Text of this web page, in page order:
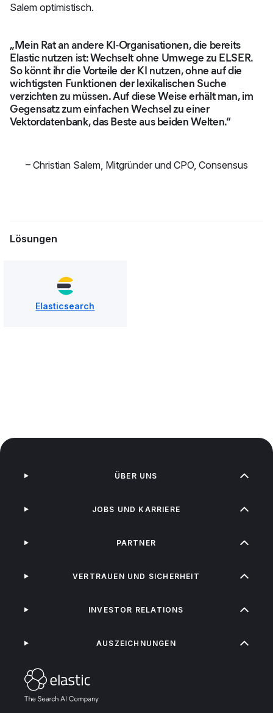
Salem optimistisch.
„Mein Rat an andere KI-Organisationen, die bereits
Elastic nutzen ist: Wechselt ohne Umwege zu ELSER.
So könnt ihr die Vorteile der KI nutzen, ohne auf die
wichtigsten Funktionen der lexikalischen Suche
verzichten zu müssen. Auf diese Weise erhält man, im
Gegensatz zum einfachen Wechsel zu einer
Vektordatenbank, das Beste aus beiden Welten.“
– Christian Salem, Mitgründer und CPO, Consensus
Lösungen
Elasticsearch
ÜBER UNS
JOBS UND KARRIERE
PARTNER
VERTRAUEN UND SICHERHEIT
INVESTOR RELATIONS
AUSZEICHNUNGEN